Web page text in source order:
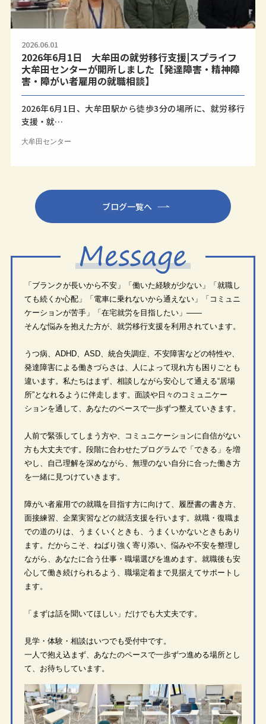
2026.06.01
2026年6月1日 大牟田の就労移行支援|スプライフ
大牟田センターが開所しました【発達障害・精神障
害・障がい者雇用の就職相談】
2026年6月1日、大牟田駅から徒歩3分の場所に、就労移行
支援・就…
大牟田センター
ブログ一覧へ
「ブランクが長いから不安」「働いた経験が少ない」「就職し
ても続くか心配」「電車に乗れないから通えない」「コミュニ
ケーションが苦手」「在宅就労を目指したい」——
そんな悩みを抱えた方が、就労移行支援を利用されています。
うつ病、ADHD、ASD、統合失調症、不安障害などの特性や、
発達障害による働きづらさは、人によって現れ方も困りごとも
違います。私たちはまず、相談しながら安心して通える“居場
所”となれるように伴走します。面談や日々のコミュニケー
ションを通して、あなたのペースで一歩ずつ整えていきます。
人前で緊張してしまう方や、コミュニケーションに自信がない
方も大丈夫です。段階に合わせたプログラムで「できる」を増
やし、自己理解を深めながら、無理のない自分に合った働き方
を一緒に見つけていきます。
障がい者雇用での就職を目指す方に向けて、履歴書の書き方、
面接練習、企業実習などの就活支援を行います。就職・復職ま
での道のりは、うまくいくときも、うまくいかないときもあり
ます。だからこそ、ねばり強く寄り添い、悩みや不安を整理し
ながら、あなたに合う仕事・職場選びを進めます。就職後も安
心して働き続けられるよう、職場定着まで見据えてサポートし
ます。
「まずは話を聞いてほしい」だけでも大丈夫です。
見学・体験・相談はいつでも受付中です。
一人で抱え込まず、あなたのペースで一歩ずつ進める場所とし
て、お待ちしています。